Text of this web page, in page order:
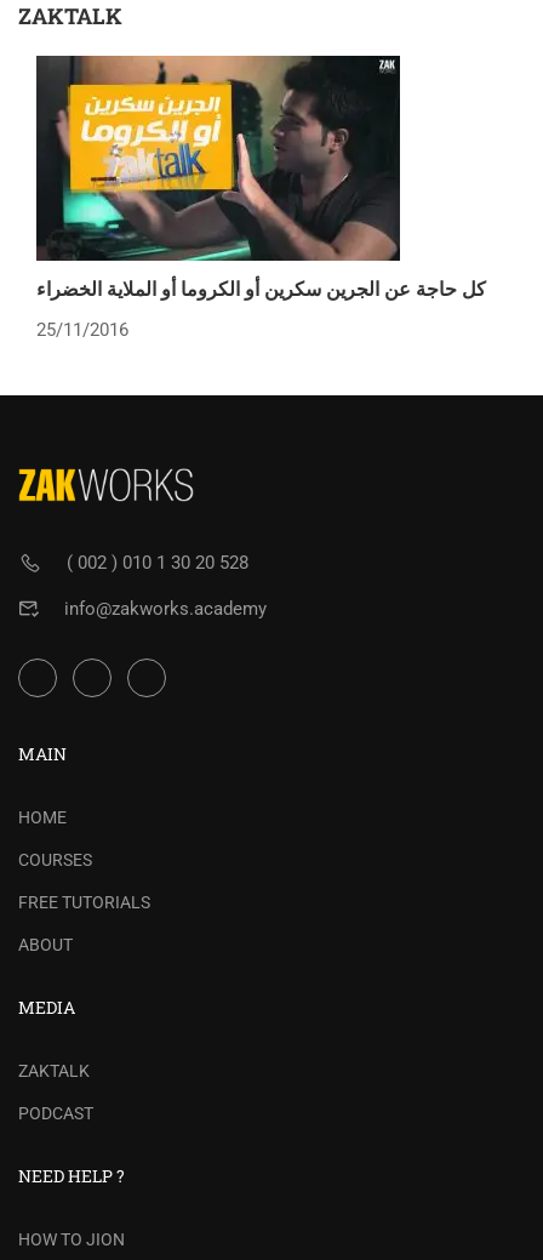
ZAKTALK
كل حاجة عن الجرين سكرين أو الكروما أو الملاية الخضراء
25/11/2016
( 002 ) 010 1 30 20 528
info@zakworks.academy
MAIN
HOME
COURSES
FREE TUTORIALS
ABOUT
MEDIA
ZAKTALK
PODCAST
NEED HELP ?
HOW TO JION